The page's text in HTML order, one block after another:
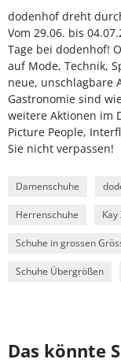
dodenhof dreht
Vom 29.06. bis
Tage bei dodenhof!
auf Mode, Technik,
neue, unschlagbare
Gastronomie sind
weitere Aktionen im
Picture People,
Sie nicht verpassen!
Damenschuhe
Herrenschuhe
Schuhe in grossen
Schuhe Übergrößen
Das könnte